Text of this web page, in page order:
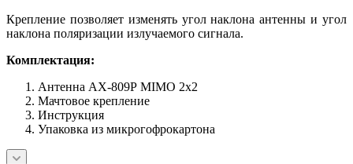
Крепление позволяет изменять угол наклона антенны и угол
наклона поляризации излучаемого сигнала.
Комплектация:
Антенна AX-809P MIMO 2x2
Мачтовое крепление
Инструкция
Упаковка из микрогофрокартона